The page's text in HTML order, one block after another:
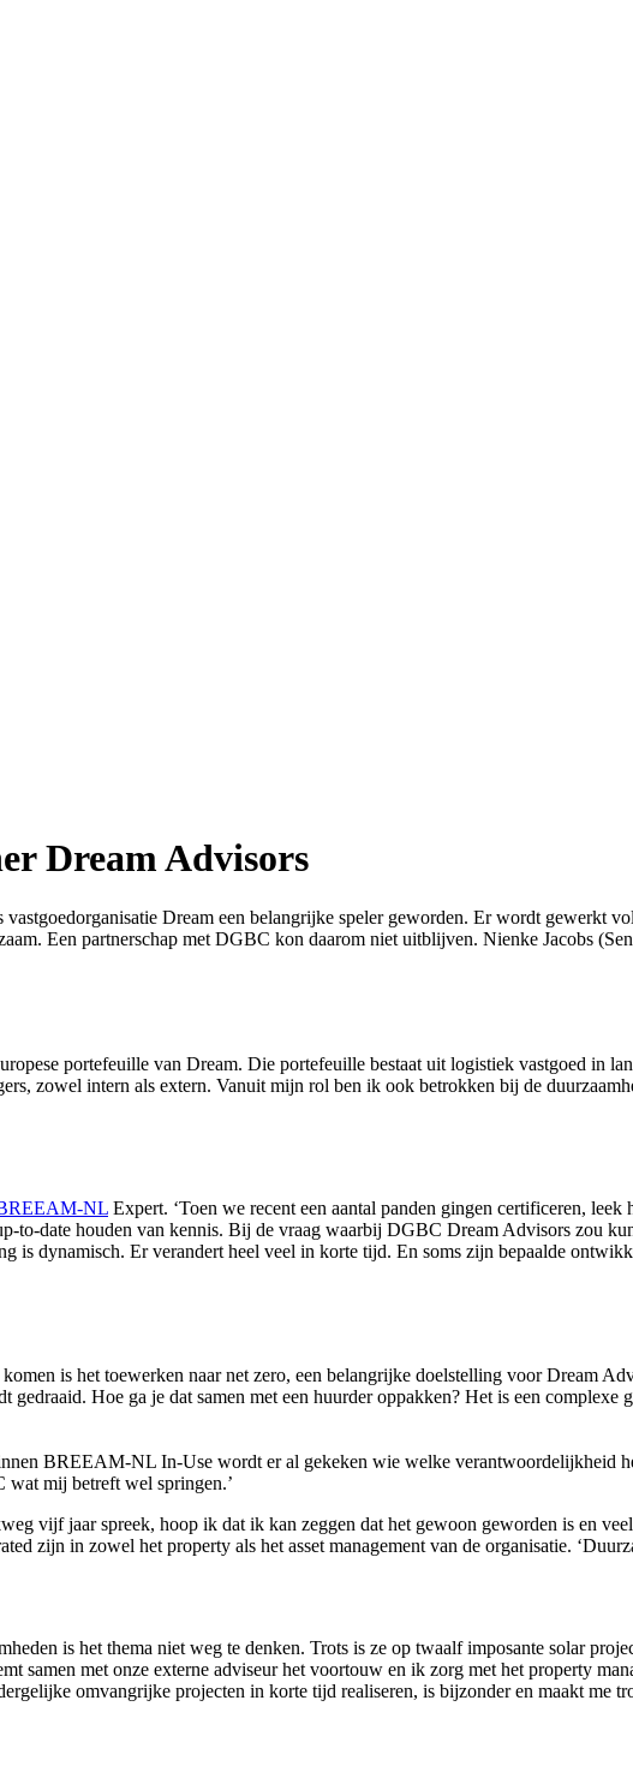
Dream Advisors
Dream een belangrijke speler geworden. Er wordt gewerkt
Een partnerschap met DGBC kon daarom niet uitblijven. Nienke Jacobs
portefeuille van Dream. Die portefeuille bestaat uit logistiek vastgoed in
zowel intern als extern. Vanuit mijn rol ben ik ook betrokken bij de
NL Expert. ‘Toen we recent een aantal panden gingen certificeren,
to-date houden van kennis. Bij de vraag waarbij DGBC Dream Advisors zou
is dynamisch. Er verandert heel veel in korte tijd. En soms zijn bepaalde
is het toewerken naar net zero, een belangrijke doelstelling voor Dream
gedraaid. Hoe ga je dat samen met een huurder oppakken? Het is een complexe
BREEAM-NL In-Use wordt er al gekeken wie welke verantwoordelijkheid
mij betreft wel springen.’
vijf jaar spreek, hoop ik dat ik kan zeggen dat het gewoon geworden is en
zijn in zowel het property als het asset management van de organisatie.
is het thema niet weg te denken. Trots is ze op twaalf imposante solar
samen met onze externe adviseur het voortouw en ik zorg met het property
omvangrijke projecten in korte tijd realiseren, is bijzonder en maakt me